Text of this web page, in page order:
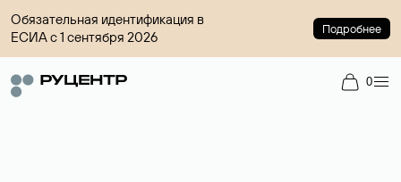
Обязательная идентификация в
ЕСИА с 1 сентября 2026
Подробнее
0